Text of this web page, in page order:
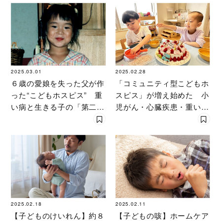
2025.03.01
６歳の愛娘を失った父が作
った“こどもホスピス” 重
い病と生きる子の「第二の
2025.02.28
「コミュニティ型こどもホ
スピス」が増え始めた 小
児がん・心臓疾患・重い病
でも「子どもらしく」いら
2025.02.18
【子どものけいれん】約８
2025.02.11
【子どもの咳】ホームケア